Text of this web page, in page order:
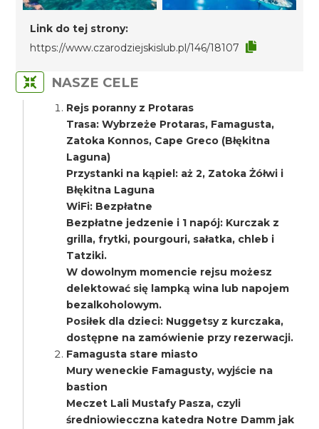
Link do tej strony:
https://www.czarodziejskislub.pl/146/18107
NASZE CELE
Rejs poranny z Protaras
Trasa: Wybrzeże Protaras, Famagusta,
Zatoka Konnos, Cape Greco (Błękitna
Laguna)
Przystanki na kąpiel: aż 2, Zatoka Żółwi i
Błękitna Laguna
WiFi: Bezpłatne
Bezpłatne jedzenie i 1 napój: Kurczak z
grilla, frytki, pourgouri, sałatka, chleb i
Tatziki.
W dowolnym momencie rejsu możesz
delektować się lampką wina lub napojem
bezalkoholowym.
Posiłek dla dzieci: Nuggetsy z kurczaka,
dostępne na zamówienie przy rezerwacji.
Famagusta stare miasto
Mury weneckie Famagusty, wyjście na
bastion
Meczet Lali Mustafy Pasza, czyli
średniowiecczna katedra Notre Damm jak